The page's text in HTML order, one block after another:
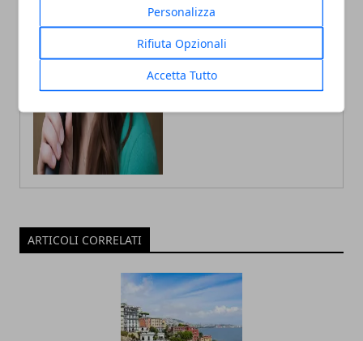
Personalizza
Rifiuta Opzionali
Accetta Tutto
ARTICOLI CORRELATI